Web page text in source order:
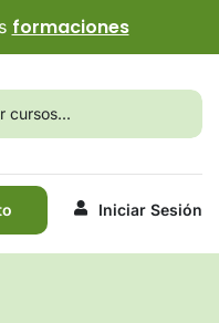
formaciones
Iniciar Sesión